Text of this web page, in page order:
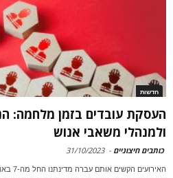
חדשות
העסקת עובדים בזמן מלחמה:
ולמנהלי משאבי אנוש
כותבים חיצוניים -
31/10/2023